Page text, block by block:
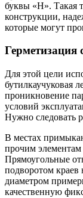
буквы «H». Такая
конструкции,
которые могут
Для этой цели
бутилкаучуковая
проникновение
условий
Нужно следовать
В местах
прочим элементам
Прямоугольные
подворотом
диаметром
качественную